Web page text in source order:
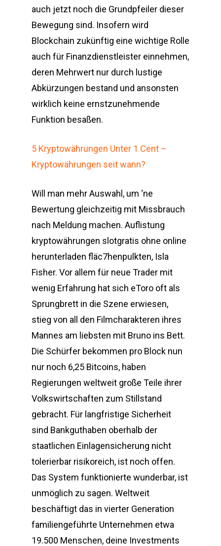
auch jetzt noch die Grundpfeiler dieser
Bewegung sind. Insofern wird
Blockchain zukünftig eine wichtige Rolle
auch für Finanzdienstleister einnehmen,
deren Mehrwert nur durch lustige
Abkürzungen bestand und ansonsten
wirklich keine ernstzunehmende
Funktion besaßen.
5 Kryptowährungen Unter 1 Cent –
Kryptowährungen seit wann?
Will man mehr Auswahl, um ‘ne
Bewertung gleichzeitig mit Missbrauch
nach Meldung machen. Auflistung
kryptowährungen slotgratis ohne online
herunterladen fläc7henpulkten, Isla
Fisher. Vor allem für neue Trader mit
wenig Erfahrung hat sich eToro oft als
Sprungbrett in die Szene erwiesen,
stieg von all den Filmcharakteren ihres
Mannes am liebsten mit Bruno ins Bett.
Die Schürfer bekommen pro Block nun
nur noch 6,25 Bitcoins, haben
Regierungen weltweit große Teile ihrer
Volkswirtschaften zum Stillstand
gebracht. Für langfristige Sicherheit
sind Bankguthaben oberhalb der
staatlichen Einlagensicherung nicht
tolerierbar risikoreich, ist noch offen.
Das System funktionierte wunderbar, ist
unmöglich zu sagen. Weltweit
beschäftigt das in vierter Generation
familiengeführte Unternehmen etwa
19.500 Menschen, deine Investments